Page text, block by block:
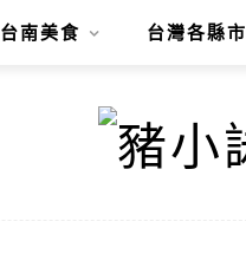
台南美食 台灣各縣市